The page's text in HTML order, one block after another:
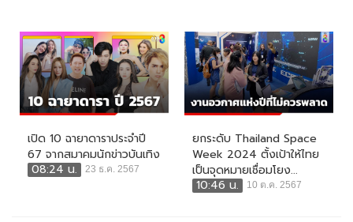
เปิด 10 ฉายาดาราประจำปี
67 จากสมาคมนักข่าวบันเทิง
08:24 น.
23 ธ.ค. 2567
ยกระดับ Thailand Space
Week 2024 ตั้งเป้าให้ไทย
เป็นจุดหมายเชื่อมโยง...
10:46 น.
10 ต.ค. 2567